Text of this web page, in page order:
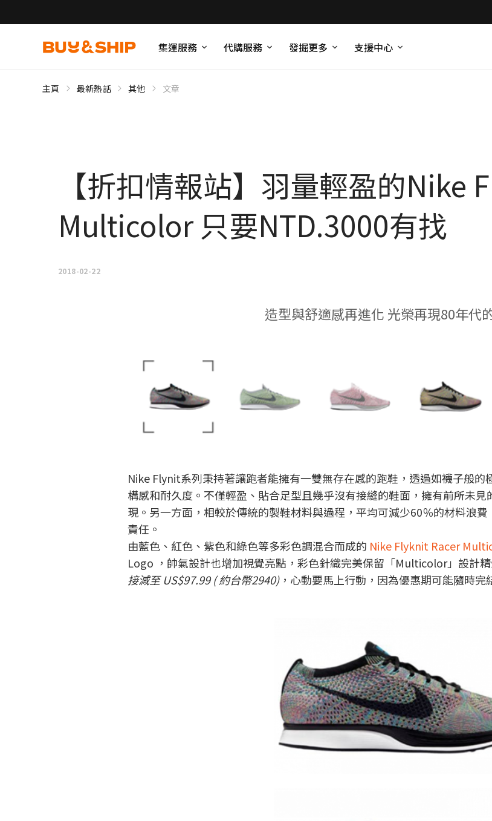
集運服務 代購服務 發掘更多 支援中心
主頁 最新熱話 其他 文章
【折扣情報站】羽量輕盈的Nike
Multicolor 只要NTD.3000有找
2018-02-22
造型與舒適感再進化 光榮再現80年代
Nike Flynit系列秉持著讓跑者能擁有一雙無存在感的跑鞋，透過如襪子般
構感和耐久度。不僅輕盈、貼合足型且幾乎沒有接縫的鞋面，擁有前所未
現。另一方面，相較於傳統的製鞋材料與過程，平均可減少60％的材料浪
責任。
由藍色、紅色、紫色和綠色等多彩色調混合而成的 Nike Flyknit Racer
Logo ，帥氣設計也增加視覺亮點，彩色針織完美保留「Multicolor」設計
接減至 US$97.99 ( 約台幣2940)，心動要馬上行動，因為優惠期可能隨時完